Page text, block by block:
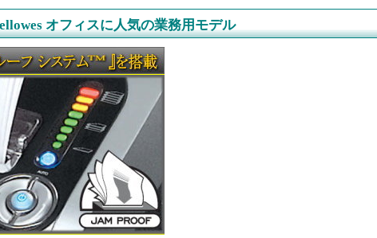
オフィスに人気の業務用モデル